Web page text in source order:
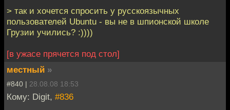
> так и хочется спросить у русскоязычных
пользователей Ubuntu - вы не в шпионской школе
Грузии учились? :))))
[в ужасе прячется под стол]
местный »
#840 | 28.08.08 18:53
Кому: Digit, #836